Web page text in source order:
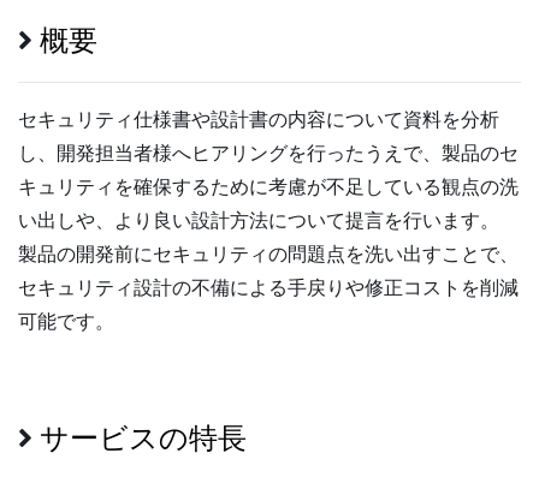
概要
セキュリティ仕様書や設計書の内容について資料を分析
し、開発担当者様へヒアリングを行ったうえで、製品のセ
キュリティを確保するために考慮が不足している観点の洗
い出しや、より良い設計方法について提言を行います。
製品の開発前にセキュリティの問題点を洗い出すことで、
セキュリティ設計の不備による手戻りや修正コストを削減
可能です。
サービスの特長